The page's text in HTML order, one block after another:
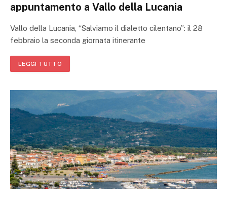
appuntamento a Vallo della Lucania
Vallo della Lucania, “Salviamo il dialetto cilentano”: il 28
febbraio la seconda giornata itinerante
LEGGI TUTTO